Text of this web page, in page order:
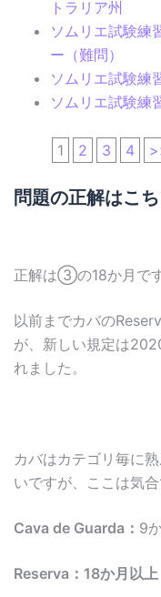
トラリア州
ソムリエ試験練
ー（難問）
ソムリエ試験練
ソムリエ試験練
1 2 3 4
問題の正解はこち
正解は③の18か月で
以前までカバの
が、新しい規定は
れました。
カバはカテゴリ毎に
いですが、ここは気合
Cava de Guarda： 9
Reserva：18か月以上